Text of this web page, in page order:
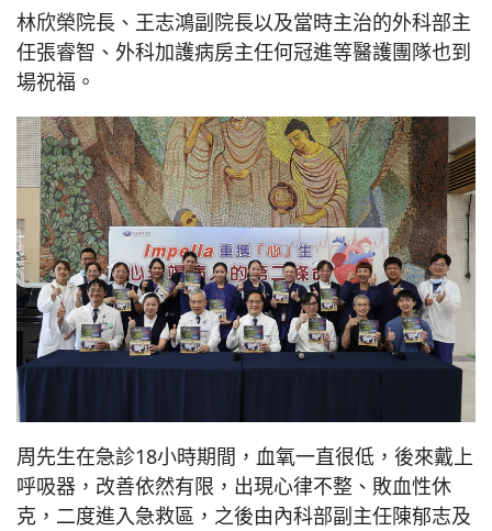
林欣榮院長、王志鴻副院長以及當時主治的外科部主
任張睿智、外科加護病房主任何冠進等醫護團隊也到
場祝福。
周先生在急診18小時期間，血氧一直很低，後來戴上
呼吸器，改善依然有限，出現心律不整、敗血性休
克，二度進入急救區，之後由內科部副主任陳郁志及